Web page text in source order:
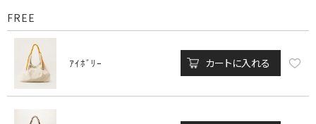
FREE
ｱｲﾎﾞﾘｰ カートに入れる